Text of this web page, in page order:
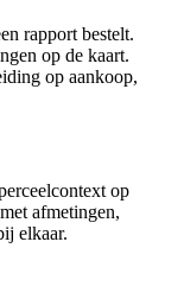
rapport bestelt.
op de kaart.
op aankoop,
op
afmetingen,
elkaar.